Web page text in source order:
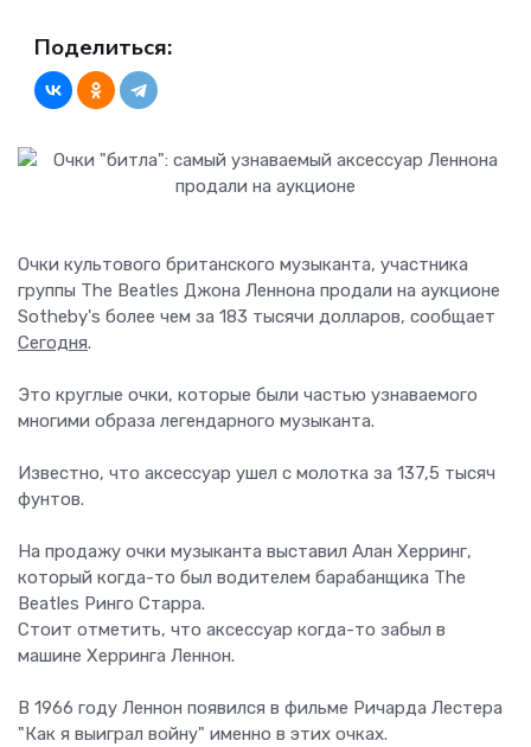
Поделиться:
Очки культового британского музыканта, участника
группы The Beatles Джона Леннона продали на аукционе
Sotheby's более чем за 183 тысячи долларов, сообщает
Сегодня.
Это круглые очки, которые были частью узнаваемого
многими образа легендарного музыканта.
Известно, что аксессуар ушел с молотка за 137,5 тысяч
фунтов.
На продажу очки музыканта выставил Алан Херринг,
который когда-то был водителем барабанщика The
Beatles Ринго Старра.
Стоит отметить, что аксессуар когда-то забыл в
машине Херринга Леннон.
В 1966 году Леннон появился в фильме Ричарда Лестера
"Как я выиграл войну" именно в этих очках.